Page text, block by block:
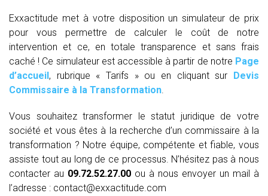
Exxactitude met à votre disposition un simulateur de prix
pour vous permettre de calculer le coût de notre
intervention et ce, en totale transparence et sans frais
caché ! Ce simulateur est accessible à partir de notre Page
d’accueil, rubrique « Tarifs » ou en cliquant sur Devis
Commissaire à la Transformation.
Vous souhaitez transformer le statut juridique de votre
société et vous êtes à la recherche d’un commissaire à la
transformation ? Notre équipe, compétente et fiable, vous
assiste tout au long de ce processus. N’hésitez pas à nous
contacter au 09.72.52.27.00 ou à nous envoyer un mail à
l’adresse : contact@exxactitude.com